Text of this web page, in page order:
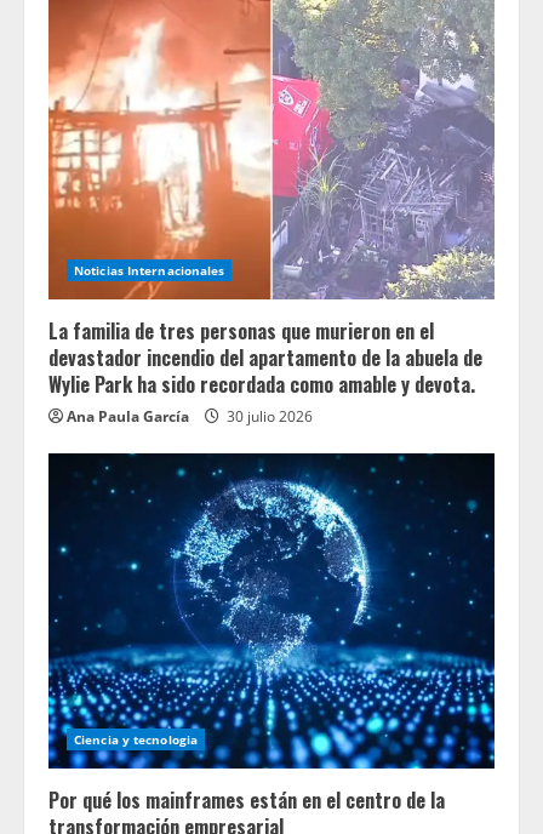
Noticias Internacionales
La familia de tres personas que murieron en el
devastador incendio del apartamento de la abuela de
Wylie Park ha sido recordada como amable y devota.
Ana Paula García 30 julio 2026
Ciencia y tecnologia
Por qué los mainframes están en el centro de la
transformación empresarial